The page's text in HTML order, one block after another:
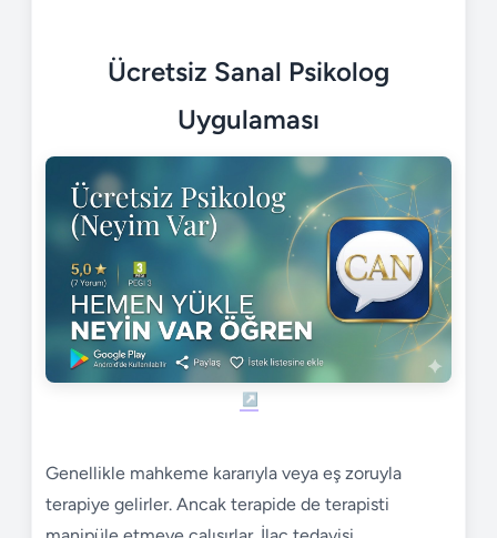
Ücretsiz Sanal Psikolog
Uygulaması
Genellikle mahkeme kararıyla veya eş zoruyla
terapiye gelirler. Ancak terapide de terapisti